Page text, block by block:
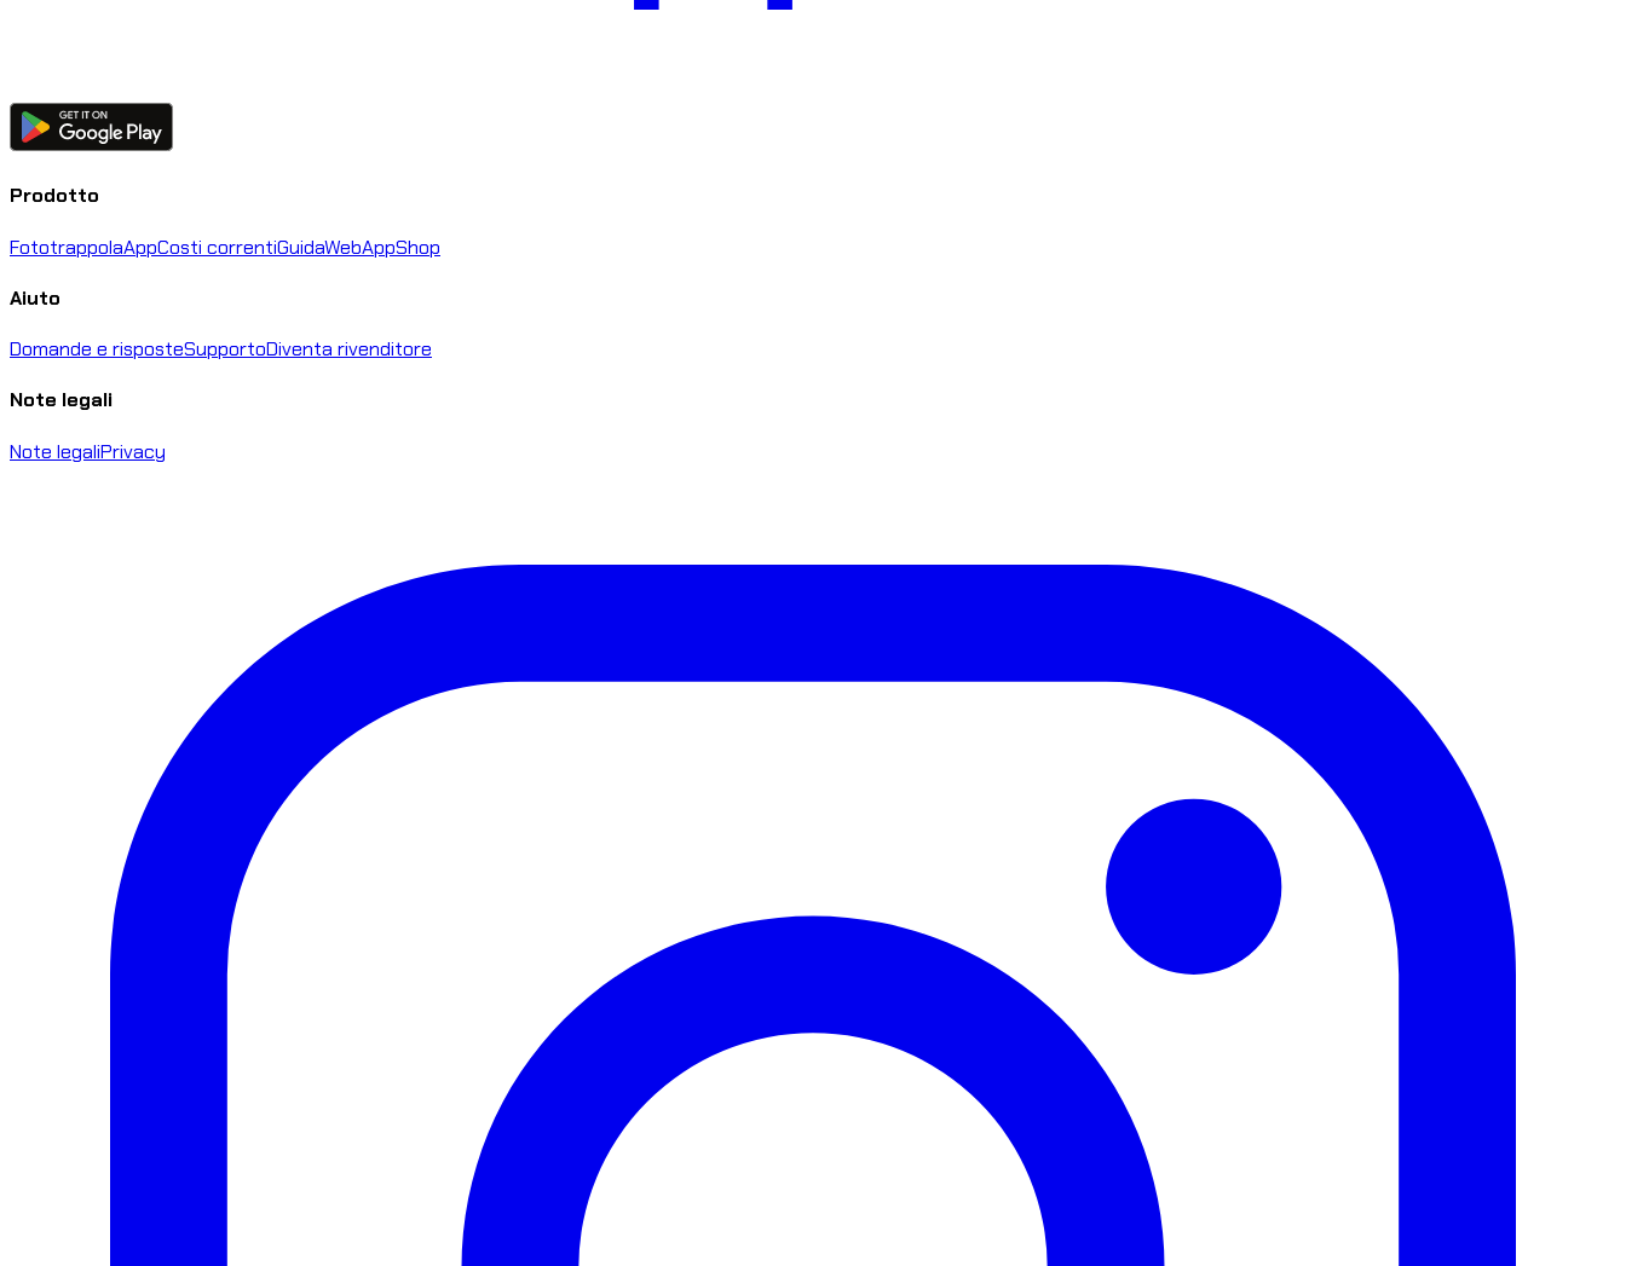
Prodotto
FototrappolaAppCosti correntiGuidaWebAppShop
Aiuto
Domande e risposteSupportoDiventa rivenditore
Note legali
Note legaliPrivacy